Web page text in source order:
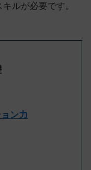
ルが必要です。
ン力